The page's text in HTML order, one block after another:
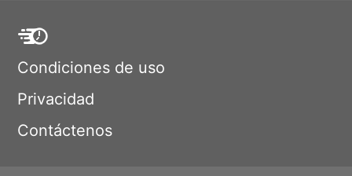
Condiciones de uso
Privacidad
Contáctenos